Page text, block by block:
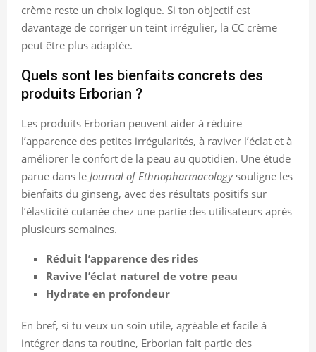
crème reste un choix logique. Si ton objectif est
davantage de corriger un teint irrégulier, la CC crème
peut être plus adaptée.
Quels sont les bienfaits concrets des
produits Erborian ?
Les produits Erborian peuvent aider à réduire
l’apparence des petites irrégularités, à raviver l’éclat et à
améliorer le confort de la peau au quotidien. Une étude
parue dans le Journal of Ethnopharmacologysouligne les
bienfaits du ginseng, avec des résultats positifs sur
l’élasticité cutanée chez une partie des utilisateurs après
plusieurs semaines.
Réduit l’apparence des rides
Ravive l’éclat naturel de votre peau
Hydrate en profondeur
En bref, si tu veux un soin utile, agréable et facile à
intégrer dans ta routine, Erborian fait partie des